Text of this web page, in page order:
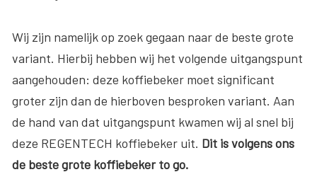
Wij zijn namelijk op zoek gegaan naar de beste grote
variant. Hierbij hebben wij het volgende uitgangspunt
aangehouden: deze koffiebeker moet significant
groter zijn dan de hierboven besproken variant. Aan
de hand van dat uitgangspunt kwamen wij al snel bij
deze REGENTECH koffiebeker uit. Dit is volgens ons
de beste grote koffiebeker to go.